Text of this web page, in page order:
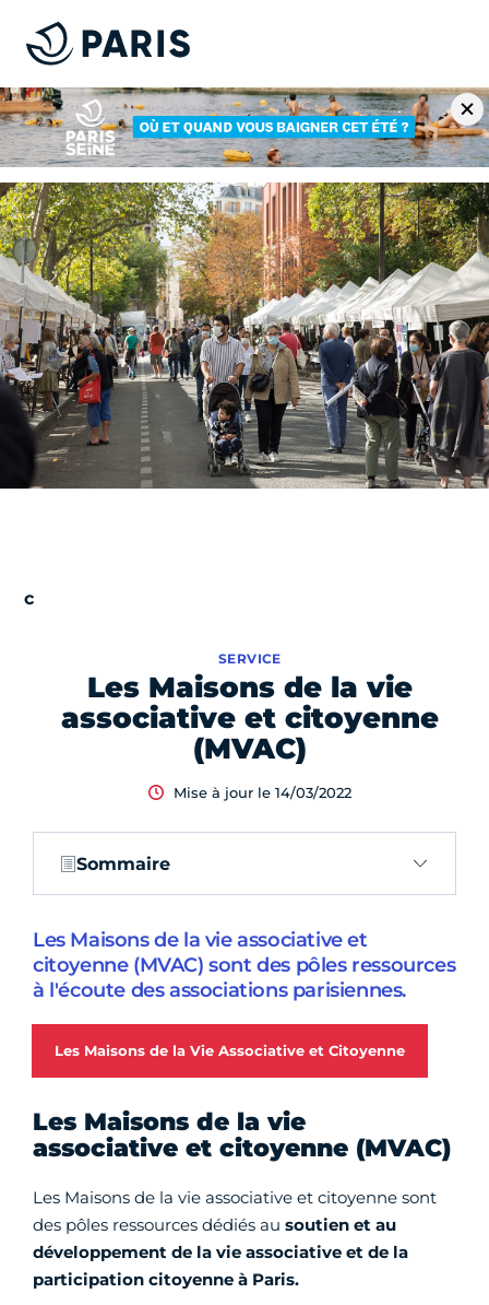
Les Maisons de la vie
associative et citoyenne
(MVAC)
SERVICE
Mise à jour le 14/03/2022
Sommaire
Les Maisons de la vie associative et
citoyenne (MVAC) sont des pôles ressources
à l'écoute des associations parisiennes.
Les Maisons de la Vie Associative et Citoyenne
Les Maisons de la vie
associative et citoyenne (MVAC)
Les Maisons de la vie associative et citoyenne sont
des pôles ressources dédiés au soutien et au
développement de la vie associative et de la
participation citoyenne à Paris.